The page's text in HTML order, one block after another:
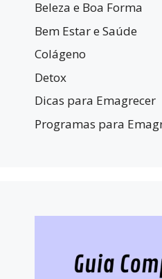
Beleza e Boa Forma
Bem Estar e Saúde
Colágeno
Detox
Dicas para Emagrecer
Programas para